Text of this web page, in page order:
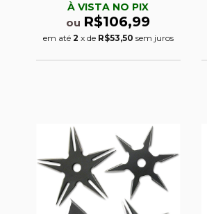
À VISTA NO PIX
ou R$106,99
em até 2 x de R$53,50 sem juros